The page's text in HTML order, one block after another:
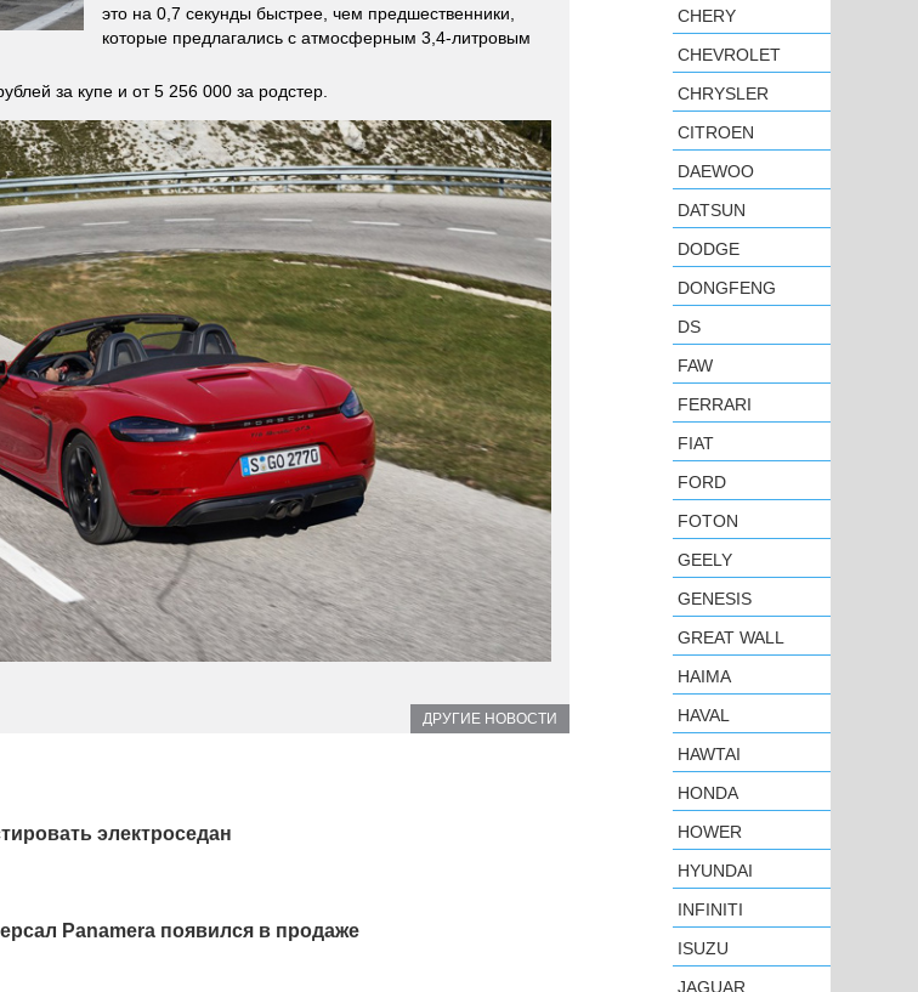
это на 0,7 секунды быстрее, чем предшественники,
которые предлагались с атмосферным 3,4-литровым
за купе и от 5 256 000 за родстер.
ДРУГИЕ НОВОСТИ
электроседан
Panamera появился в продаже
CHERY
CHEVROLET
CHRYSLER
CITROEN
DAEWOO
DATSUN
DODGE
DONGFENG
DS
FAW
FERRARI
FIAT
FORD
FOTON
GEELY
GENESIS
GREAT WALL
HAIMA
HAVAL
HAWTAI
HONDA
HOWER
HYUNDAI
INFINITI
ISUZU
JAGUAR